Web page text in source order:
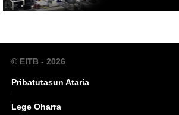
© EITB - 2026
Pribatutasun Ataria
Lege Oharra